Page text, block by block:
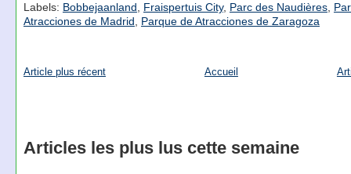
Labels: Bobbejaanland, Fraispertuis City, Parc des Naudières,
Atracciones de Madrid, Parque de Atracciones de Zaragoza
Article plus récent Accueil
Articles les plus lus cette semaine